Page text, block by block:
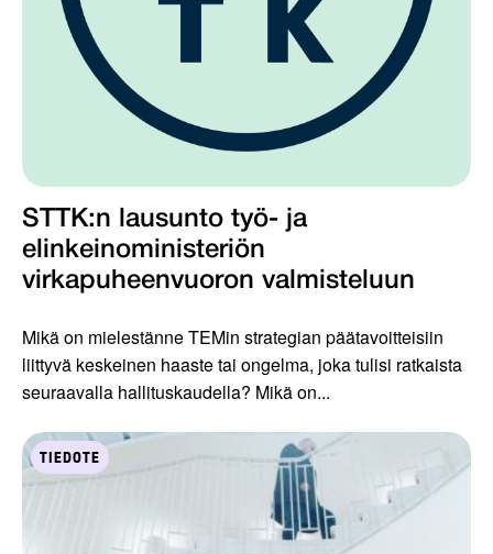
STTK:n lausunto työ- ja
elinkeinoministeriön
virkapuheenvuoron valmisteluun
Mikä on mielestänne TEMin strategian päätavoitteisiin
liittyvä keskeinen haaste tai ongelma, joka tulisi ratkaista
seuraavalla hallituskaudella? Mikä on...
TIEDOTE